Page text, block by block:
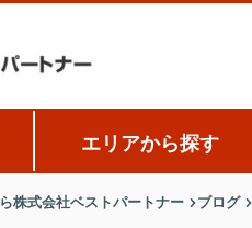
エリアから探す
株式会社ベストパートナー ブログ